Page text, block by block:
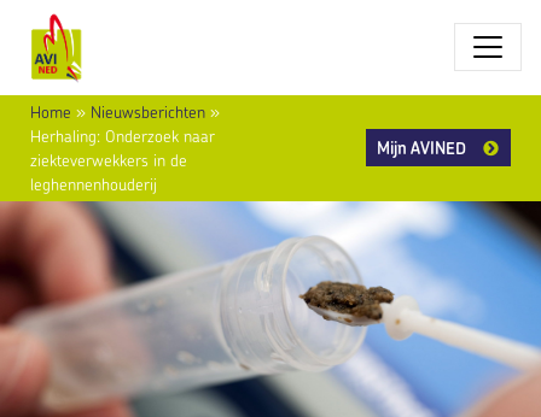
Home » Nieuwsberichten »
Herhaling: Onderzoek naar
ziekteverwekkers in de
leghennenhouderij
Mijn AVINED